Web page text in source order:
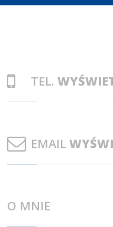
TEL.
EMAIL
O MNIE